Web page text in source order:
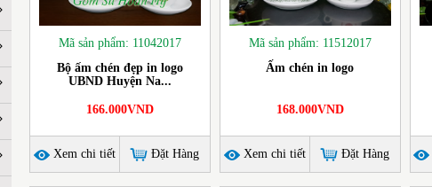
Mã sản phẩm: 11042017
Bộ ấm chén đẹp in logo
UBND Huyện Na...
166.000VND
Xem chi tiết Đặt Hàng
Mã sản phẩm: 11512017
Ấm chén in logo
168.000VND
Xem chi tiết Đặt Hàng